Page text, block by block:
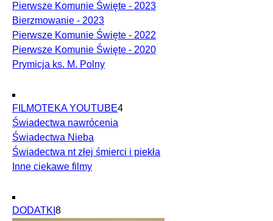
Pierwsze Komunie Święte - 2023
Bierzmowanie - 2023
Pierwsze Komunie Święte - 2022
Pierwsze Komunie Święte - 2020
Prymicja ks. M. Polny
FILMOTEKA YOUTUBE4
Świadectwa nawrócenia
Świadectwa Nieba
Świadectwa nt złej śmierci i piekła
Inne ciekawe filmy
DODATKI 8